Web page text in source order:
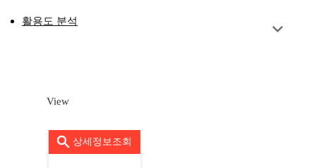
활용도 분석
View
상세정보조회